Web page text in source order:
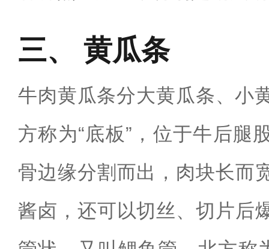
黄瓜条
牛肉黄瓜条分大黄瓜条、小
方称为“底板”，位于牛后腿
骨边缘分割而出，肉块长而
酱卤，还可以切丝、切片后